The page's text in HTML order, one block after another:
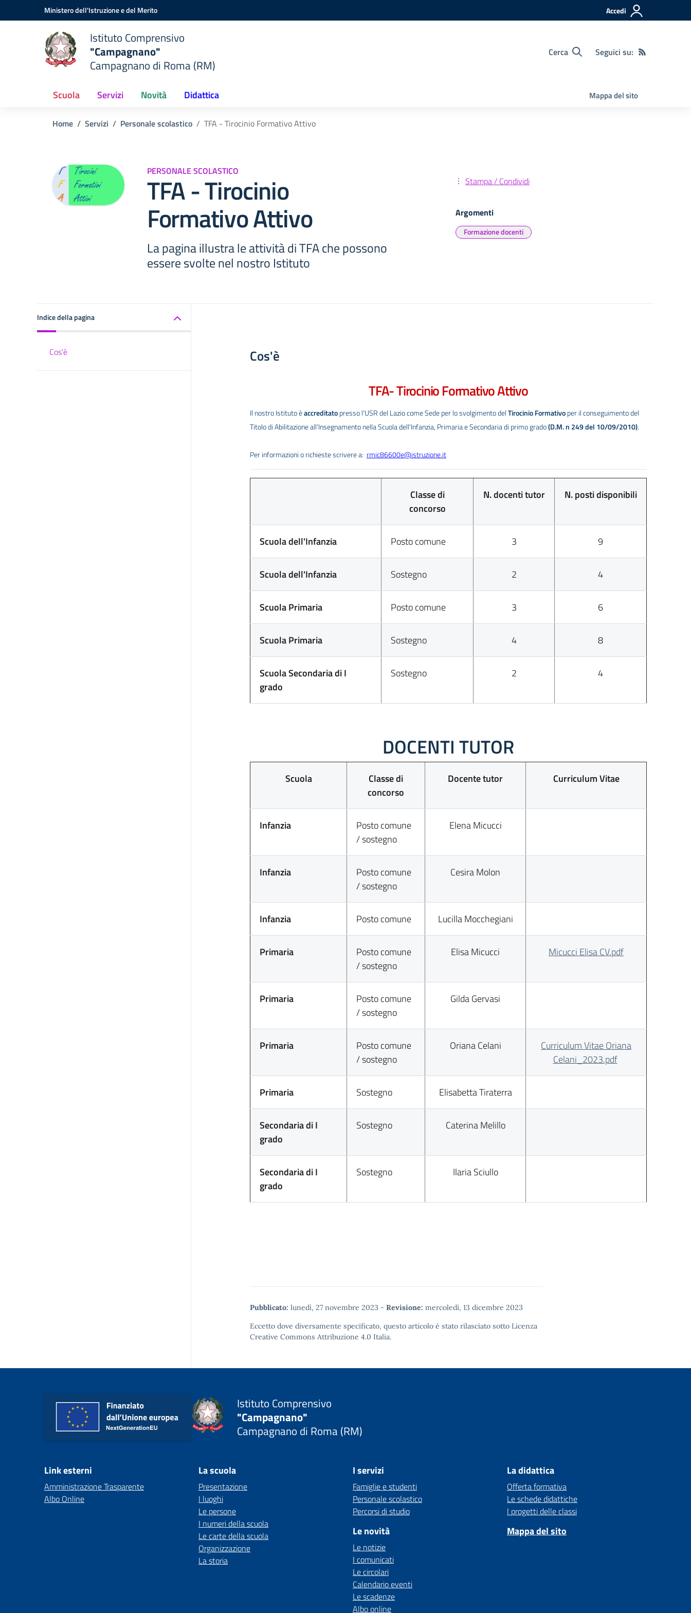
Vai ai contenuti
Vai al menu di navigazioneMinistero dell'Istruzione e del Merito Accedi
Istituto Comprensivo
"Campagnano"
Campagnano di Roma (RM)
Cerca Seguici su:
Scuola Servizi Novità Didattica Mappa del sito
Home Servizi Personale scolastico TFA - Tirocinio Formativo Attivo
PERSONALE SCOLASTICO
TFA - Tirocinio
Formativo Attivo
La pagina illustra le attività di TFA che possono
essere svolte nel nostro Istituto
Stampa / Condividi
Argomenti
Formazione docenti
Indice della pagina
Cos'è Cos'è
TFA- Tirocinio Formativo Attivo
Il nostro Istituto èaccreditatopresso l'USR del Lazio come Sede per lo svolgimento delTirocinio Formativoper il conseguimento del
Titolo di Abilitazione all'Insegnamento nella Scuola dell’Infanzia, Primaria e Secondaria di primo grado(D.M. n 249 del 10/09/2010).
Per informazioni o richieste scrivere a: rmic86600e@istruzione.it
Classe di
concorso
N. docenti tutor N. posti disponibili
Scuola dell'Infanzia Posto comune 3 9
Scuola dell'Infanzia Sostegno 2 4
Scuola Primaria Posto comune 3 6
Scuola Primaria Sostegno 4 8
Scuola Secondaria di I
grado
Sostegno 2 4
DOCENTI TUTOR
Scuola
Classe di
concorso
Docente tutor Curriculum Vitae
Infanzia
Posto comune
/ sostegno
Elena Micucci
Infanzia
Posto comune
/ sostegno
Cesira Molon
Infanzia Posto comune Lucilla Mocchegiani
Primaria
Posto comune
/ sostegno
Elisa Micucci Micucci Elisa CV.pdf
Primaria
Posto comune
/ sostegno
Gilda Gervasi
Primaria
Posto comune
/ sostegno
Oriana Celani
Curriculum Vitae Oriana
Celani_2023.pdf
Primaria Sostegno Elisabetta Tiraterra
Secondaria di I
grado
Sostegno Caterina Melillo
Secondaria di I
grado
Sostegno Ilaria Sciullo
Pubblicato: lunedì, 27 novembre 2023 - Revisione: mercoledì, 13 dicembre 2023
Eccetto dove diversamente specificato, questo articolo è stato rilasciato sotto Licenza
Creative Commons Attribuzione 4.0 Italia.
Istituto Comprensivo
"Campagnano"
Campagnano di Roma (RM)
Link esterni
Amministrazione Trasparente
Albo Online
La scuola
Presentazione
I luoghi
Le persone
I numeri della scuola
Le carte della scuola
Organizzazione
La storia
I servizi
Famiglie e studenti
Personale scolastico
Percorsi di studio
Le novità
Le notizie
I comunicati
Le circolari
Calendario eventi
Le scadenze
Albo online
La didattica
Offerta formativa
Le schede didattiche
I progetti delle classi
Mappa del sito